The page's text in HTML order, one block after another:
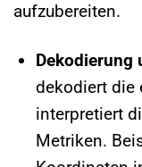
aufzubereiten.
Dekodierung
dekodiert die
interpretiert
Metriken.